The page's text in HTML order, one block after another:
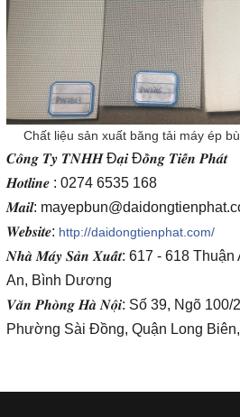
Chất liệu sản xuất băng tải máy ép
𝑪𝒐̂𝒏𝒈 𝑻𝒚 𝑻𝑵𝑯𝑯 Đ𝒂̣𝒊 Đ𝒐̂̀𝒏𝒈 𝑻𝒊𝒆̂́𝒏 𝑷𝒉𝒂́𝒕
𝑯𝒐𝒕𝒍𝒊𝒏𝒆 : 0274 6535 168
𝑴𝒂𝒊𝒍:
𝑾𝒆𝒃𝒔𝒊𝒕𝒆: http://daidongtienphat.com/
𝑵𝒉𝒂̀ 𝑴𝒂́𝒚 𝑺𝒂̉𝒏 𝑿𝒖𝒂̂́𝒕: 617 - 618 Thuận
An, Bình Dương
𝑽𝒂̆𝒏 𝑷𝒉𝒐̀𝒏𝒈 𝑯𝒂̀ 𝑵𝒐̣̂𝒊: Số 39, Ngõ 100/
Phường Sài Đồng, Quận Long